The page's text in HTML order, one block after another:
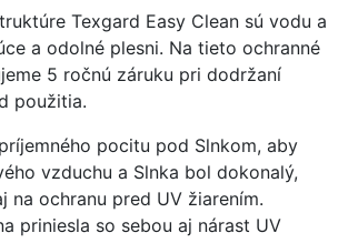
Texgard Easy Clean sú vodu a
a odolné plesni. Na tieto ochranné
5 ročnú záruku pri dodržaní
použitia.
pocitu pod Slnkom, aby
vzduchu a Slnka bol dokonalý,
na ochranu pred UV žiarením.
priniesla so sebou aj nárast UV